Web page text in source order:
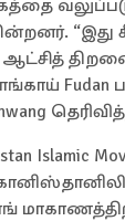
ஆட்சித்
Islamic